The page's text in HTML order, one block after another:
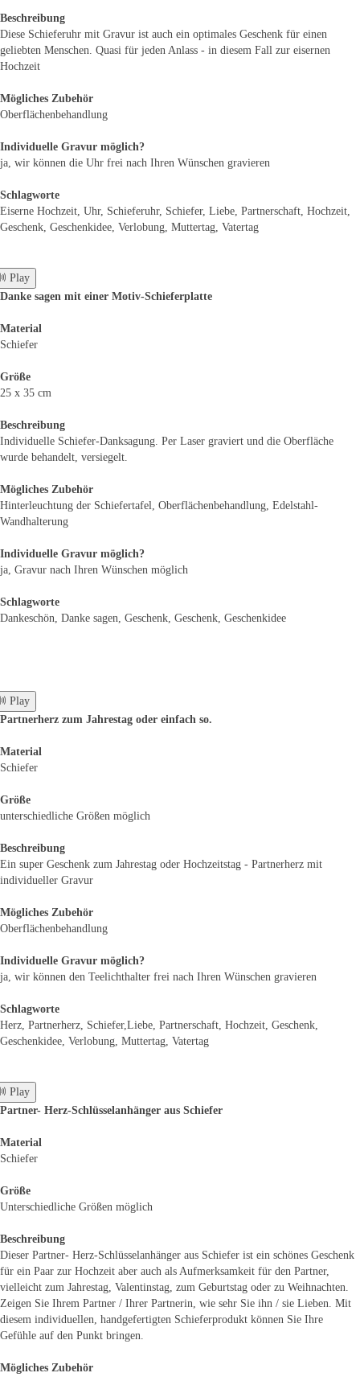
Beschreibung
Diese Schieferuhr mit Gravur ist auch ein optimales Geschenk für einen
geliebten Menschen. Quasi für jeden Anlass - in diesem Fall zur eisernen
Hochzeit
Mögliches Zubehör
Oberflächenbehandlung
Individuelle Gravur möglich?
ja, wir können die Uhr frei nach Ihren Wünschen gravieren
Schlagworte
Eiserne Hochzeit, Uhr, Schieferuhr, Schiefer, Liebe, Partnerschaft, Hochzeit,
Geschenk, Geschenkidee, Verlobung, Muttertag, Vatertag
Play
Danke sagen mit einer Motiv-Schieferplatte
Material
Schiefer
Größe
25 x 35 cm
Beschreibung
Individuelle Schiefer-Danksagung. Per Laser graviert und die Oberfläche
wurde behandelt, versiegelt.
Mögliches Zubehör
Hinterleuchtung der Schiefertafel, Oberflächenbehandlung, Edelstahl-
Wandhalterung
Individuelle Gravur möglich?
ja, Gravur nach Ihren Wünschen möglich
Schlagworte
Dankeschön, Danke sagen, Geschenk, Geschenk, Geschenkidee
Play
Partnerherz zum Jahrestag oder einfach so.
Material
Schiefer
Größe
unterschiedliche Größen möglich
Beschreibung
Ein super Geschenk zum Jahrestag oder Hochzeitstag - Partnerherz mit
individueller Gravur
Mögliches Zubehör
Oberflächenbehandlung
Individuelle Gravur möglich?
ja, wir können den Teelichthalter frei nach Ihren Wünschen gravieren
Schlagworte
Herz, Partnerherz, Schiefer,Liebe, Partnerschaft, Hochzeit, Geschenk,
Geschenkidee, Verlobung, Muttertag, Vatertag
Play
Partner- Herz-Schlüsselanhänger aus Schiefer
Material
Schiefer
Größe
Unterschiedliche Größen möglich
Beschreibung
Dieser Partner- Herz-Schlüsselanhänger aus Schiefer ist ein schönes Geschenk
für ein Paar zur Hochzeit aber auch als Aufmerksamkeit für den Partner,
vielleicht zum Jahrestag, Valentinstag, zum Geburtstag oder zu Weihnachten.
Zeigen Sie Ihrem Partner / Ihrer Partnerin, wie sehr Sie ihn / sie Lieben. Mit
diesem individuellen, handgefertigten Schieferprodukt können Sie Ihre
Gefühle auf den Punkt bringen.
Mögliches Zubehör